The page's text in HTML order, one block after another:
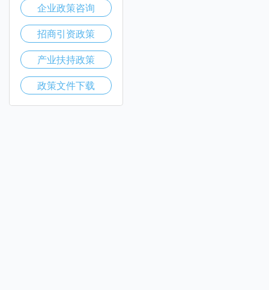
企业政策咨询
招商引资政策
产业扶持政策
政策文件下载